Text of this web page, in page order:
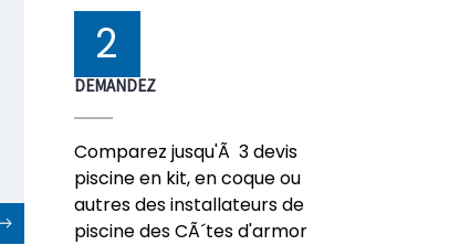
2
DEMANDEZ
Comparez jusqu'Ã 3 devis
piscine en kit, en coque ou
autres des installateurs de
piscine des CÃ´tes d'armor